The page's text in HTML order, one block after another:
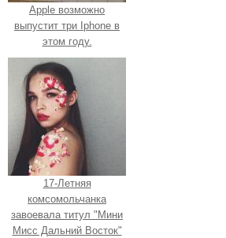
Apple возможно
выпустит три Iphone в
этом году.
17-Летняя
комсомольчанка
завоевала титул "Мини
Мисс Дальний Восток"